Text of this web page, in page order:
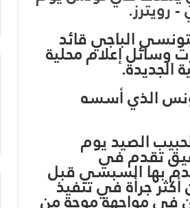
الباجي قائد
إعلام محليةالجديدة.
الذي أسسه
الصيد يوم
تقدم في
بها السبسي قبل
جرأة في تنفيذ
في مواجهة موجة من